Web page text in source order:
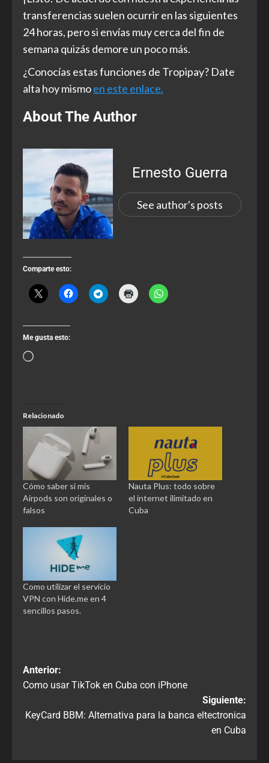
transferencias suelen ocurrir en las siguientes
24 horas, pero si envías muy cerca del fin de
semana quizás demore un poco más.
¿Conocías estas funciones de Tropipay? Date
alta hoy mismoen este enlace.
About The Author
Ernesto Guerra
See author's posts
Comparte esto:
Me gusta esto:
Relacionado
Cómo saber si mis
Airpods son originales o
falsos
Nauta Plus: todo sobre
el internet ilimitado en
Cuba
Como utilizar el servicio
VPN con Hide.me en 4
sencillos pasos.
Anterior:
Como usar TikTok en Cuba con iPhone
Siguiente:
KeyCard BBM: Alternativa para la banca eltectronica
en Cuba